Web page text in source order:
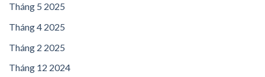
Tháng 5 2025
Tháng 4 2025
Tháng 2 2025
Tháng 12 2024